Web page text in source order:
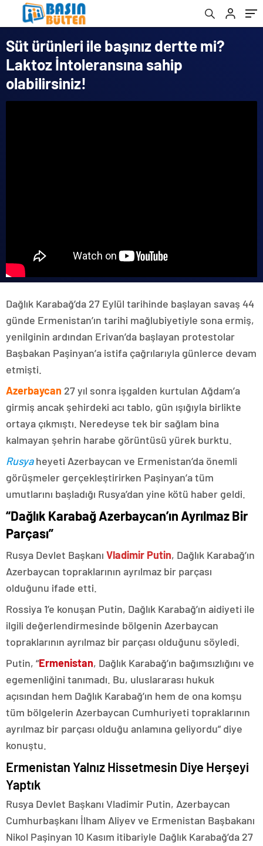
Süt ürünleri ile başınız dertte mi?
Laktoz İntoleransına sahip
olabilirsiniz!
Dağlık Karabağ’da 27 Eylül tarihinde başlayan savaş 44
günde Ermenistan’ın tarihi mağlubiyetiyle sona ermiş,
yenilginin ardından Erivan’da başlayan protestolar
Başbakan Paşinyan’a istifa çağrılarıyla günlerce devam
etmişti.
Azerbaycan 27 yıl sonra işgalden kurtulan Ağdam’a
girmiş ancak şehirdeki acı tablo, gün ışığıyla birlikte
ortaya çıkmıştı. Neredeyse tek bir sağlam bina
kalmayan şehrin harabe görüntüsü yürek burktu.
Rusyaheyeti Azerbaycan ve Ermenistan’da önemli
görüşmeler gerçekleştirirken Paşinyan’a tüm
umutlarını başladığı Rusya’dan yine kötü haber geldi.
“Dağlık Karabağ Azerbaycan’ın Ayrılmaz Bir
Parçası”
Rusya Devlet Başkanı Vladimir Putin, Dağlık Karabağ’ın
Azerbaycan topraklarının ayrılmaz bir parçası
olduğunu ifade etti.
Rossiya 1’e konuşan Putin, Dağlık Karabağ’ın aidiyeti ile
ilgili değerlendirmesinde bölgenin Azerbaycan
topraklarının ayrılmaz bir parçası olduğunu söyledi.
Putin, “Ermenistan, Dağlık Karabağ’ın bağımsızlığını ve
egemenliğini tanımadı. Bu, uluslararası hukuk
açısından hem Dağlık Karabağ’ın hem de ona komşu
tüm bölgelerin Azerbaycan Cumhuriyeti topraklarının
ayrılmaz bir parçası olduğu anlamına geliyordu” diye
konuştu.
Ermenistan Yalnız Hissetmesin Diye Herşeyi
Yaptık
Rusya Devlet Başkanı Vladimir Putin, Azerbaycan
Cumhurbaşkanı İlham Aliyev ve Ermenistan Başbakanı
Nikol Paşinyan 10 Kasım itibariyle Dağlık Karabağ’da 27